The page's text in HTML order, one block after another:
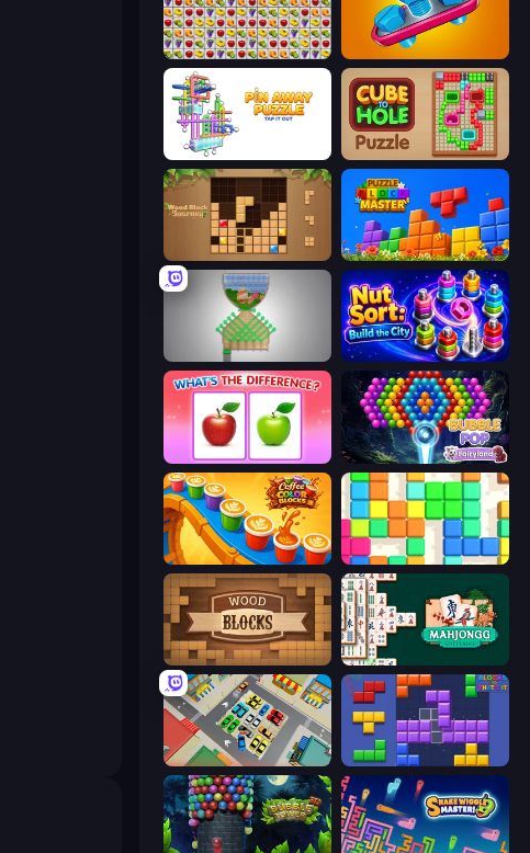
Same Game Fruit Collapse Unscrew Jam 3D
Cube to Hole Puzzle
Wood Block Journey Puzzle Block Master
Pull the Pin Nut Sort: Build the City
What's The Difference? Bubble Pop Fairyland
Coffee Color Blocks Blocks
Wood Blocks Mahjongg Solitaire
Blocks and that’s it